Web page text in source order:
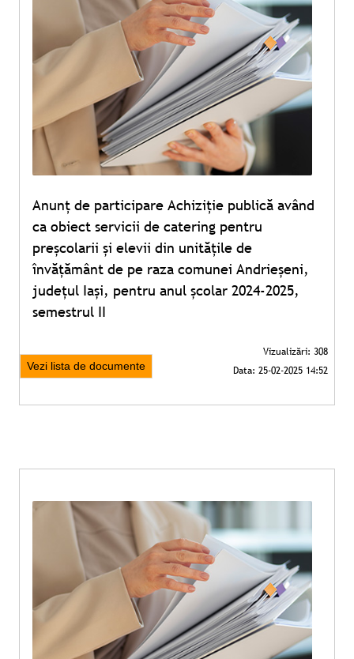
Anunț de participare Achiziție publică având
ca obiect servicii de catering pentru
preșcolarii și elevii din unitățile de
învățământ de pe raza comunei Andrieșeni,
județul Iași, pentru anul școlar 2024-2025,
semestrul II
Vezi lista de documente